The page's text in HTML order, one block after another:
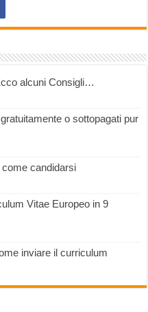
alcuni Consigli…
o sottopagati pur
candidarsi
Vitae Europeo in 9
inviare il curriculum